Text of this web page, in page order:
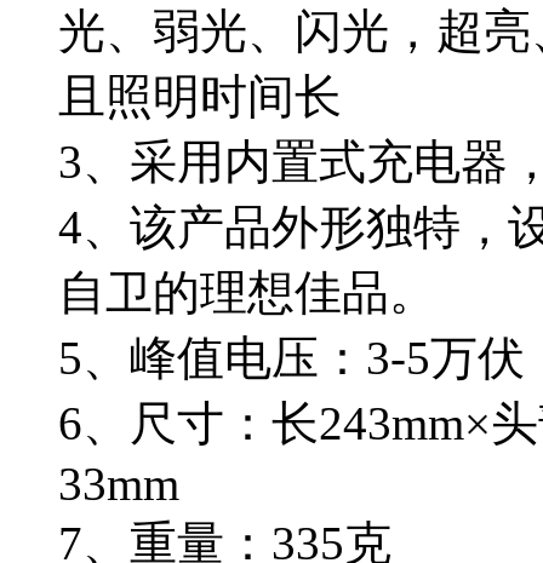
光、弱光、闪光，超
且照明时间长
3、采用内置式充电器
4、该产品外形独特，
自卫的理想佳品。
5、峰值电压：3-5万伏
6、尺寸：长243mm×
33mm
7、重量：335克